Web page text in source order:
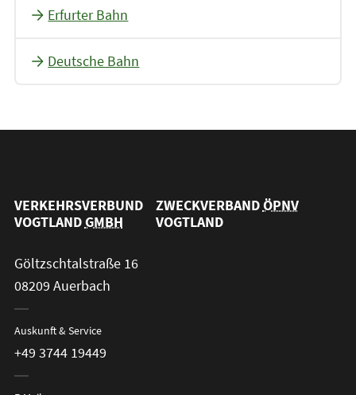
Erfurter Bahn
Deutsche Bahn
VERKEHRSVERBUND
VOGTLANDGMBH
ZWECKVERBANDÖPNV
VOGTLAND
Göltzschtalstraße 16
08209 Auerbach
Auskunft & Service
+49 3744 19449